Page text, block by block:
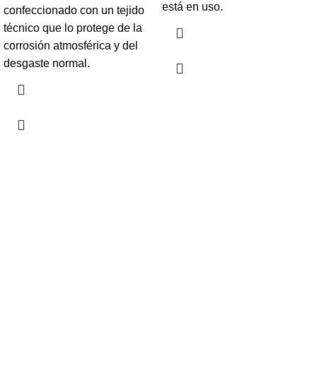
confeccionado con un tejido
técnico que lo protege de la
corrosión atmosférica y del
desgaste normal.
está en uso.